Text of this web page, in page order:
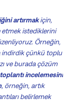
artırmakiçin,
etmek istediklerini
Örneğin,
indirdik çünkü toplu
ve burada çözüm
incelemesini
, örneğin, artık
belirlemek